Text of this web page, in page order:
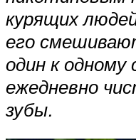
курящих
его
один к одному
ежедневно
зубы.